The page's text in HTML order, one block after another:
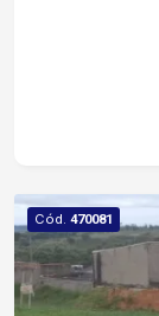
Jardim
ideal para
Próximo a
Cód. 470081